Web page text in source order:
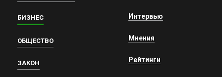
БИЗНЕС
ОБЩЕСТВО
ЗАКОН
Интервью
Мнения
Рейтинги